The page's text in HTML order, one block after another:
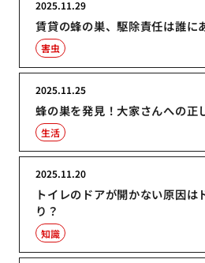
賃貸の蜂の巣、駆除責任は誰に
2025.11.29
害虫
蜂の巣を発見！大家さんへの正
2025.11.25
生活
トイレのドアが開かない原因は
り？
2025.11.20
知識